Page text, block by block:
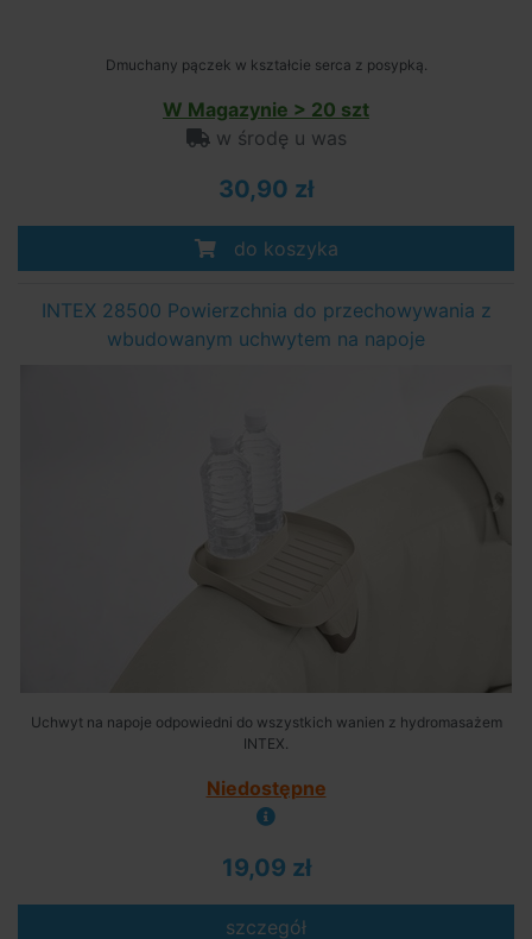
Dmuchany pączek w kształcie serca z posypką.
W Magazynie > 20 szt
w środę u was
30,90 zł
do koszyka
INTEX 28500 Powierzchnia do przechowywania z
wbudowanym uchwytem na napoje
Uchwyt na napoje odpowiedni do wszystkich wanien z hydromasażem
INTEX.
Niedostępne
19,09 zł
szczegół